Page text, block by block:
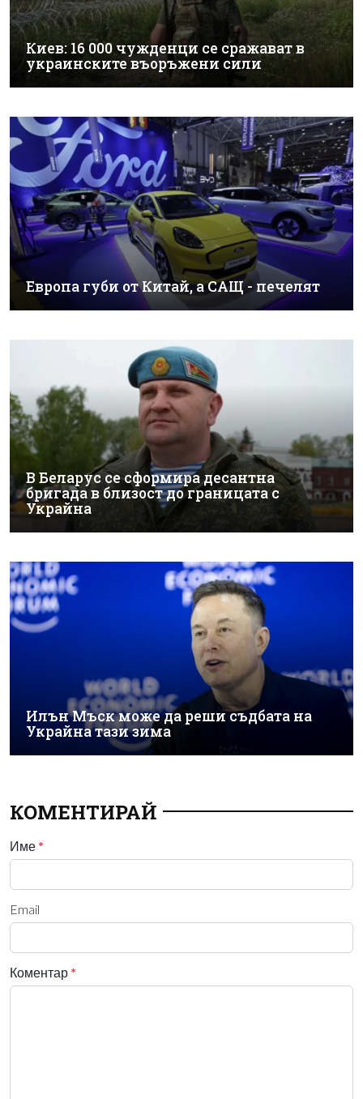
Киев: 16 000 чужденци се сражават в
украинските въоръжени сили
Европа губи от Китай, а САЩ - печелят
В Беларус се сформира десантна
бригада в близост до границата с
Украйна
Илън Мъск може да реши съдбата на
Украйна тази зима
КОМЕНТИРАЙ
Име *
Email
Коментар *